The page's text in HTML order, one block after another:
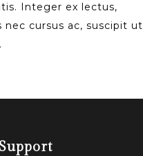
Integer ex lectus,
nec cursus ac, suscipit ut